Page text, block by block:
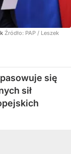
Źródło: PAP / Leszek
się
sił